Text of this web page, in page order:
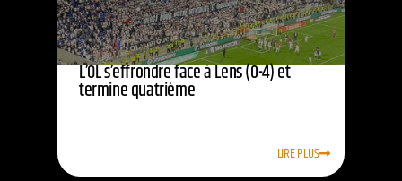
L’OL s’effrondre face à Lens (0-4) et
termine quatrième
LIRE PLUS